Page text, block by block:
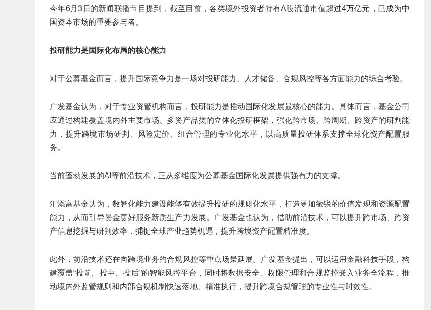
今年6月3日的新闻联播节目提到，截至目前，各类境外投资者持有A股流通市值超过4万亿元，已成为中
国资本市场的重要参与者。
投研能力是国际化布局的核心能力
对于公募基金而言，提升国际竞争力是一场对投研能力、人才储备、合规风控等各方面能力的综合考验。
广发基金认为，对于专业资管机构而言，投研能力是推动国际化发展最核心的能力。具体而言，基金公司
应通过构建覆盖境内外主要市场、多资产品类的立体化投研框架，强化跨市场、跨周期、跨资产的研判能
力，提升跨境市场研判、风险定价、组合管理的专业化水平，以高质量投研体系支撑全球化资产配置服
务。
当前蓬勃发展的AI等前沿技术，正从多维度为公募基金国际化发展提供强有力的支撑。
汇添富基金认为，数智化能力建设能够有效提升投研的规则化水平，打造更加敏锐的价值发现和资源配置
能力，从而引导资金更好服务新质生产力发展。广发基金也认为，借助前沿技术，可以提升跨市场、跨资
产信息挖掘与研判效率，捕捉全球产业趋势机遇，提升跨境资产配置精准度。
此外，前沿技术还在向跨境业务的合规风控等重点场景延展。广发基金提出，可以运用金融科技手段，构
建覆盖“投前、投中、投后”的智能风控平台，同时将数据安全、权限管理和合规监控嵌入业务全流程，推
动境内外监管规则和内部合规机制快速落地、精准执行，提升跨境合规管理的专业性与时效性。